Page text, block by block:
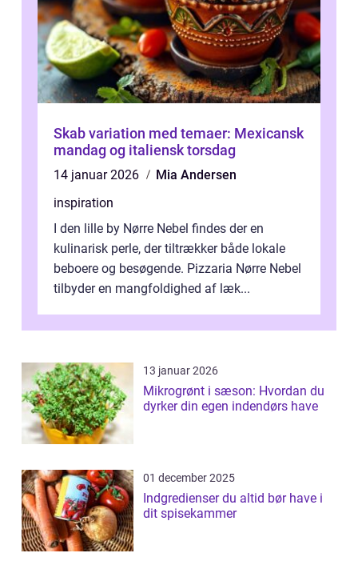
Skab variation med temaer: Mexicansk
mandag og italiensk torsdag
14 januar 2026
Mia Andersen
inspiration
I den lille by Nørre Nebel findes der en
kulinarisk perle, der tiltrækker både lokale
beboere og besøgende. Pizzaria Nørre Nebel
tilbyder en mangfoldighed af læk...
13 januar 2026
Mikrogrønt i sæson: Hvordan du
dyrker din egen indendørs have
01 december 2025
Indgredienser du altid bør have i
dit spisekammer